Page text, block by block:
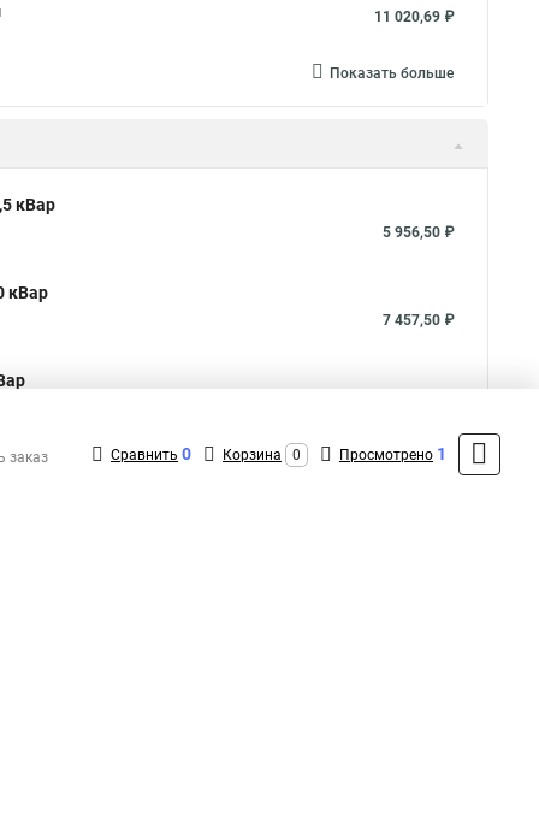
11 020,69 ₽
Показать больше
кВар
5 956,50 ₽
кВар
7 457,50 ₽
Показать больше
заказ Сравнить 0 Корзина 0 Просмотрено 1